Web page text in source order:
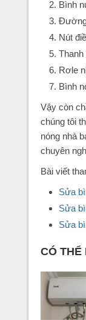
Bình
Nút
Thanh
Rơle
Bình
Vậy còn
chúng tôi
nóng nhà
chuyên
Bài viết
Sửa
Sửa
Sửa
CÓ THỂ